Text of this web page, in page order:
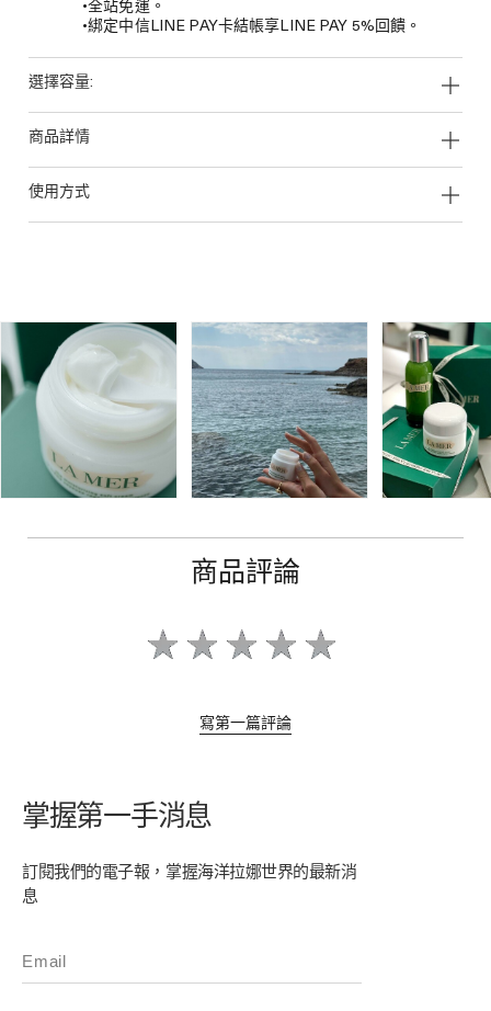
•全站免運。
•綁定中信LINE PAY卡結帳享LINE PAY 5%回饋。
選擇容量:
商品詳情
使用方式
商品評論
寫第一篇評論
掌握第一手消息
訂閱我們的電子報，掌握海洋拉娜世界的最新消
息